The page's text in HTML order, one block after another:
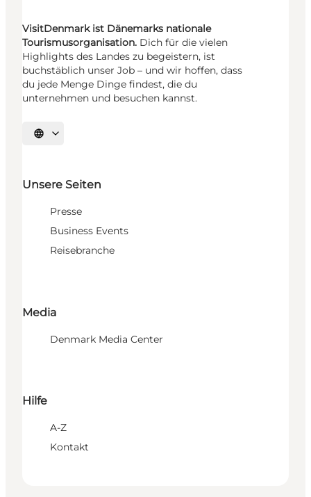
VisitDenmark ist Dänemarks nationale
Tourismusorganisation. Dich für die vielen
Highlights des Landes zu begeistern, ist
buchstäblich unser Job – und wir hoffen, dass
du jede Menge Dinge findest, die du
unternehmen und besuchen kannst.
Sprache auswählen
Unsere Seiten
Presse
Business Events
Reisebranche
Media
Denmark Media Center
Hilfe
A-Z
Kontakt